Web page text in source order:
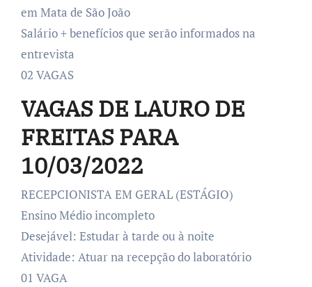
em Mata de São João
Salário + benefícios que serão informados na
entrevista
02 VAGAS
VAGAS DE LAURO DE
FREITAS PARA
10/03/2022
RECEPCIONISTA EM GERAL (ESTÁGIO)
Ensino Médio incompleto
Desejável: Estudar à tarde ou à noite
Atividade: Atuar na recepção do laboratório
01 VAGA